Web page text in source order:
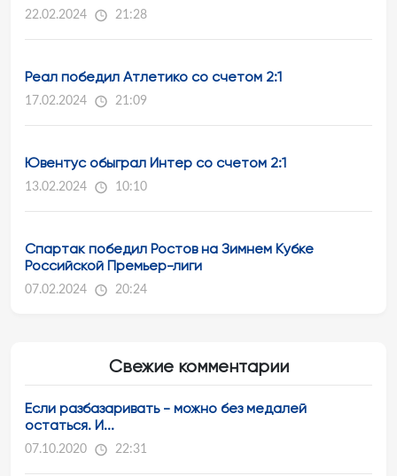
22.02.2024 21:28
Реал победил Атлетико со счетом 2:1
17.02.2024 21:09
Ювентус обыграл Интер со счетом 2:1
13.02.2024 10:10
Спартак победил Ростов на Зимнем Кубке
Российской Премьер-лиги
07.02.2024 20:24
Свежие комментарии
Если разбазаривать - можно без медалей
остаться. И...
07.10.2020 22:31